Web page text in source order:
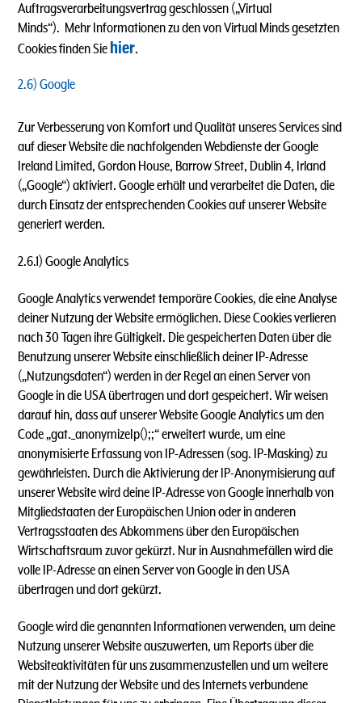
Auftragsverarbeitungsvertrag geschlossen („Virtual
Minds“). Mehr Informationen zu den von Virtual Minds gesetzten
Cookies finden Sie hier.
2.6) Google
Zur Verbesserung von Komfort und Qualität unseres Services sind
auf dieser Website die nachfolgenden Webdienste derGoogle
Ireland Limited, Gordon House, Barrow Street, Dublin 4, Irland
(„Google“) aktiviert. Google erhält und verarbeitet die Daten, die
durch Einsatz der entsprechenden Cookies auf unserer Website
generiert werden.
2.6.1) Google Analytics
Google Analytics verwendet temporäre Cookies, die eine Analyse
deiner Nutzung der Website ermöglichen. Diese Cookies verlieren
nach 30 Tagen ihre Gültigkeit. Die gespeicherten Daten über die
Benutzung unserer Website einschließlich deiner IP-Adresse
(„Nutzungsdaten“) werden in der Regel an einen Server von
Google in die USA übertragen und dort gespeichert. Wir weisen
darauf hin, dass auf unserer Website Google Analytics um den
Code „gat._anonymizeIp();;“ erweitert wurde, um eine
anonymisierte Erfassung von IP-Adressen (sog. IP-Masking) zu
gewährleisten. Durch die Aktivierung der IP-Anonymisierung auf
unserer Website wird deine IP-Adresse von Google innerhalb von
Mitgliedstaaten der Europäischen Union oder in anderen
Vertragsstaaten des Abkommens über den Europäischen
Wirtschaftsraum zuvor gekürzt. Nur in Ausnahmefällen wird die
volle IP-Adresse an einen Server von Google in den USA
übertragen und dort gekürzt.
Google wird die genannten Informationen verwenden, um deine
Nutzung unserer Website auszuwerten, um Reports über die
Websiteaktivitäten für uns zusammenzustellen und um weitere
mit der Nutzung der Website und des Internets verbundene